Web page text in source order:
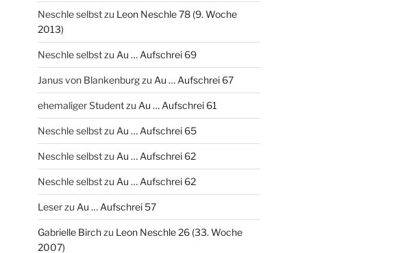
Neschle selbstzu Leon Neschle 78 (9. Woche
2013)
Neschle selbstzu Au … Aufschrei 69
Janus von Blankenburgzu Au … Aufschrei 67
ehemaliger Studentzu Au … Aufschrei 61
Neschle selbstzu Au … Aufschrei 65
Neschle selbstzu Au … Aufschrei 62
Neschle selbstzu Au … Aufschrei 62
Leserzu Au … Aufschrei 57
Gabrielle Birchzu Leon Neschle 26 (33. Woche
2007)